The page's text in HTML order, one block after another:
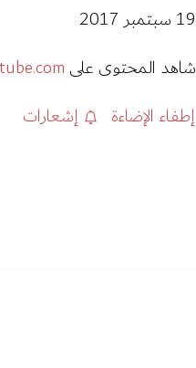
شاهد المحتوى على
إطفاء الإضاءة
إشعارات